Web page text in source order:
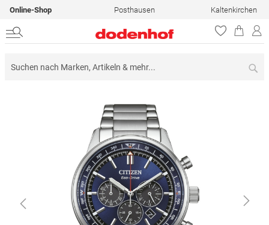
Online-Shop Posthausen Kaltenkirchen